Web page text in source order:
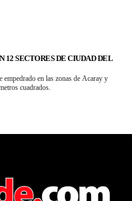
12 SECTORES DE CIUDAD DEL
en las zonas de Acaray y
cuadrados.